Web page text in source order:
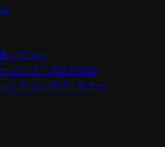
レビュー
シップ・プログラム
ーティングパートナー